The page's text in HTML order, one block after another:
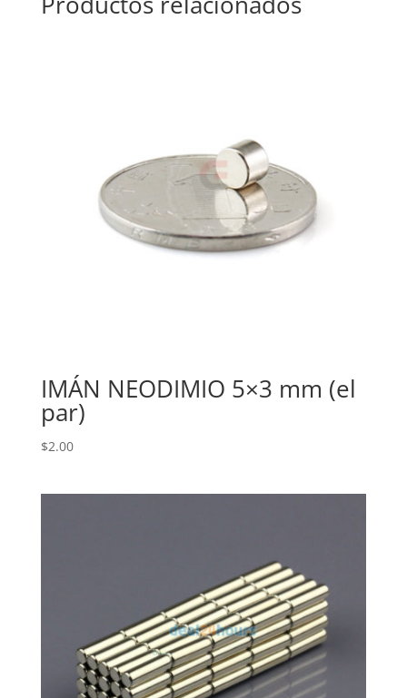
IMÁN NEODIMIO 5×3 mm (el
par)
$2.00